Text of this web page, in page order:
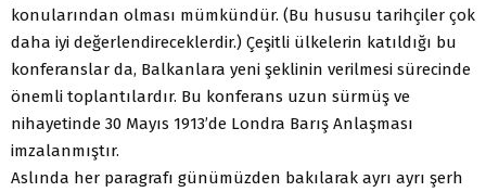
konularından olması mümkündür. (Bu hususu tarihçiler çok
daha iyi değerlendireceklerdir.) Çeşitli ülkelerin katıldığı bu
konferanslar da, Balkanlara yeni şeklinin verilmesi sürecinde
önemli toplantılardır. Bu konferans uzun sürmüş ve
nihayetinde 30 Mayıs 1913’de Londra Barış Anlaşması
imzalanmıştır.
Aslında her paragrafı günümüzden bakılarak ayrı ayrı şerh